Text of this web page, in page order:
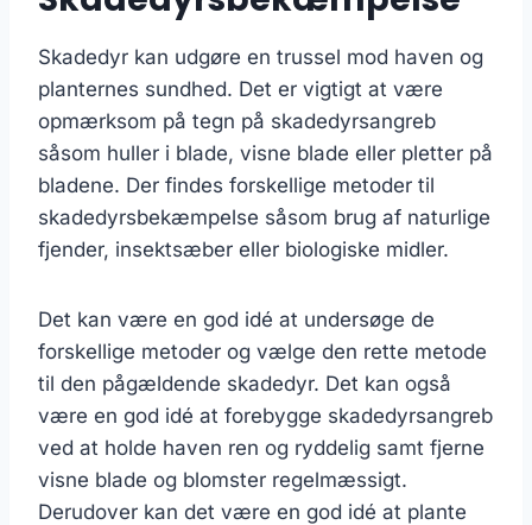
Skadedyr kan udgøre en trussel mod haven og
planternes sundhed. Det er vigtigt at være
opmærksom på tegn på skadedyrsangreb
såsom huller i blade, visne blade eller pletter på
bladene. Der findes forskellige metoder til
skadedyrsbekæmpelse såsom brug af naturlige
fjender, insektsæber eller biologiske midler.
Det kan være en god idé at undersøge de
forskellige metoder og vælge den rette metode
til den pågældende skadedyr. Det kan også
være en god idé at forebygge skadedyrsangreb
ved at holde haven ren og ryddelig samt fjerne
visne blade og blomster regelmæssigt.
Derudover kan det være en god idé at plante